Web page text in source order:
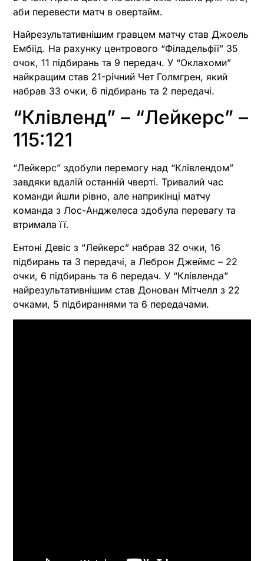
аби перевести матч в овертайм.
Найрезультативнішим гравцем матчу став Джоель
Ембіід. На рахунку центрового “Філадельфії” 35
очок, 11 підбирань та 9 передач. У “Оклахоми”
найкращим став 21-річний Чет Голмгрен, який
набрав 33 очки, 6 підбирань та 2 передачі.
“Клівленд” – “Лейкерс” –
115:121
“Лейкерс” здобули перемогу над “Клівлендом”
завдяки вдалій останній чверті. Тривалий час
команди йшли рівно, але наприкінці матчу
команда з Лос-Анджелеса здобула перевагу та
втримала її.
Ентоні Девіс з “Лейкерс” набрав 32 очки, 16
підбирань та 3 передачі, а Леброн Джеймс – 22
очки, 6 підбирань та 6 передач. У “Клівленда”
найрезультативнішим став Донован Мітчелл з 22
очками, 5 підбираннями та 6 передачами.